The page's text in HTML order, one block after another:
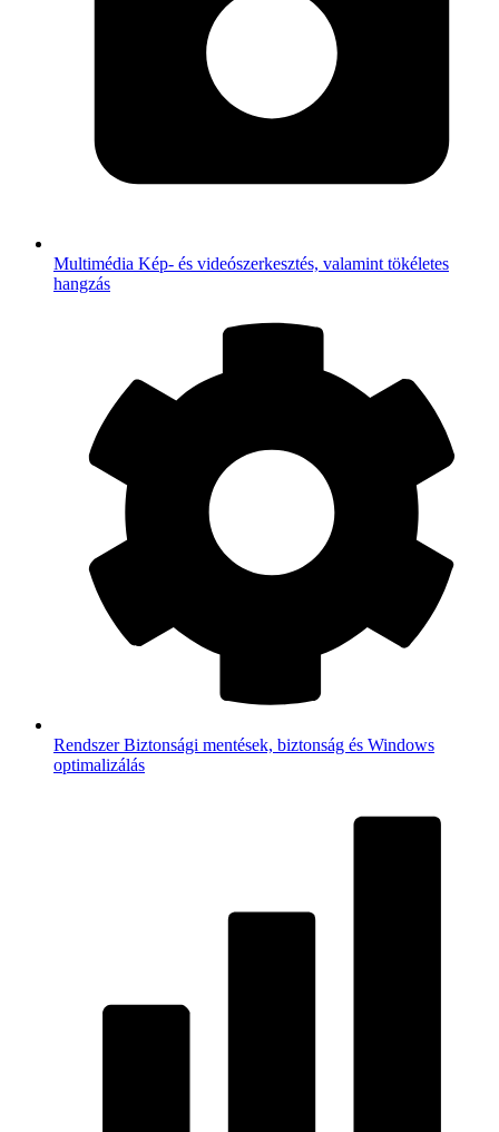
Multimédia Kép- és videószerkesztés, valamint tökéletes
hangzás
RendszerBiztonsági mentések, biztonság és Windows
optimalizálás